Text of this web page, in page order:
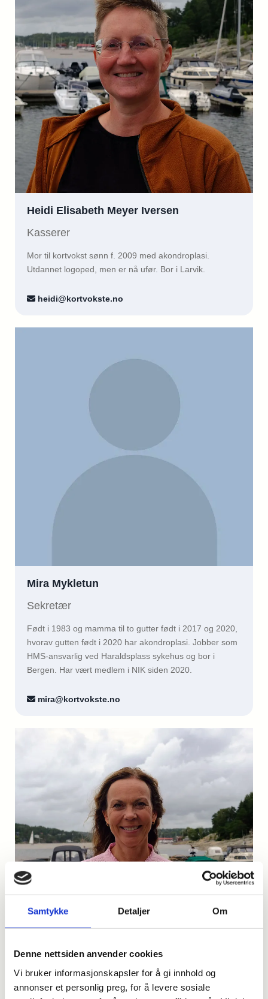
Samtykke Detaljer Om
Denne nettsiden anvender cookies
Vi bruker informasjonskapsler for å gi innhold og
annonser et personlig preg, for å levere sosiale
Heidi Elisabeth Meyer Iversen
Kasserer
Mor til kortvokst sønn f. 2009 med akondroplasi.
Utdannet logoped, men er nå ufør. Bor i Larvik.
 heidi@kortvokste.no
Mira Mykletun
Sekretær
Født i 1983 og mamma til to gutter født i 2017 og 2020,
hvorav gutten født i 2020 har akondroplasi. Jobber som
HMS-ansvarlig ved Haraldsplass sykehus og bor i
Bergen. Har vært medlem i NIK siden 2020.
 mira@kortvokste.no
Liv Hagebakken